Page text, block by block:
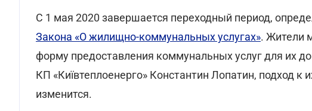
С 1 мая 2020 завершается переходный период,
Закона «О жилищно-коммунальных услугах». Жители
форму предоставления коммунальных услуг для их
КП «Київтеплоенерго» Константин Лопатин, подход
изменится.